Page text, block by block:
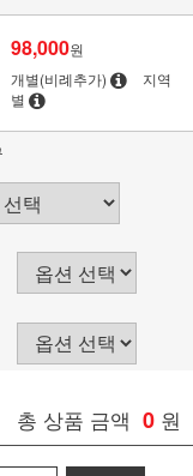
98,000원
개별(비례추가)
지역
별
총 상품 금액 0 원